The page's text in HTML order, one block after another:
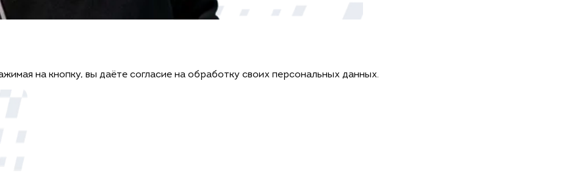
на кнопку, вы даёте согласие на обработку своих персональных данных.